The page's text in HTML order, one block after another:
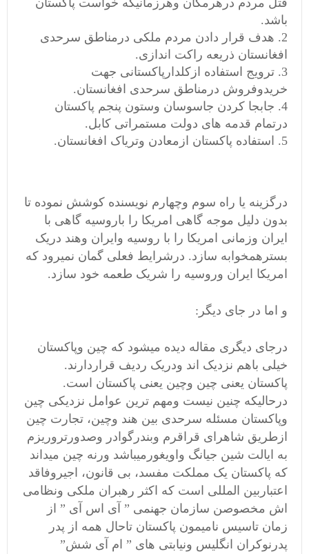
قتل مردم درهرمکان وهرزمانیکه خواست پاکستان
باشد.
هدف قرار دادن مردم ملکی درمناطق سرحدی
افغانستان ذریعه راکت اندازی.
ترویج استفاده ازکلدارپاکستانی جهت
خریدوفروش درمناطق سرحدی افغانستان.
جابجا کردن جاسوسان وستون پنجم پاکستان
درتمام قدمه های دولت مستمراتی کابل.
استفاده پاکستان ازمعادن وتریاک افغانستان.
درگزینه یا راه سوم وچهارم نویسنده کوشش نموده تا
بدون دلیل موجه گاهی امریکا را باروسیه گاهی با
ایران وزمانی امریکا را با روسیه وایران وهند دریک
بسترهمخوابه سازد. درشرایط فعلی گمان نمیرود که
امریکا ایران وروسیه را شریک طعمه خود سازد.
و اما در جای دیگر:
درجای دیگری مقاله دیده میشود که چین وپاکستان
خیلی باهم نزدیک اند ودریک ردیف قراردارند.
پاکستان یعنی چین وچین یعنی پاکستان است.
درحالیکه چنین نیست ومهم ترین عوامل نزدیکی چین
وپاکستان مسئله سرحدی بین هند وچین، تجارت چین
ازطریق شاهرای قراقرم وبندرگوادر وصدورتروریزم
به ایالت شین جیانگ واویغورمیباشد ورنه چین میداند
که پاکستان یک مملکت مفسد، بی قانون، اجیروفاقد
اعتباربین المللی است که اکثر رهبران ملکی ونظامی
اش مخصوصن سازمان جهنمی ” آی اس آی ” از
زمان تاسیس نامیمون پاکستان تاحال همه از پدر
پدرنوکران انگلیس ونیابتی های ” ام آی شش”